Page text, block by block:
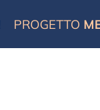
PROGETTO